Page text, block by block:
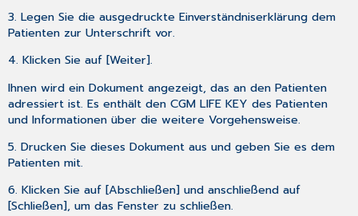
3. Legen Sie die ausgedruckte Einverständniserklärung dem
Patienten zur Unterschrift vor.
4. Klicken Sie auf [Weiter].
Ihnen wird ein Dokument angezeigt, das an den Patienten
adressiert ist. Es enthält den CGM LIFE KEY des Patienten
und Informationen über die weitere Vorgehensweise.
5. Drucken Sie dieses Dokument aus und geben Sie es dem
Patienten mit.
6. Klicken Sie auf [Abschließen] und anschließend auf
[Schließen], um das Fenster zu schließen.